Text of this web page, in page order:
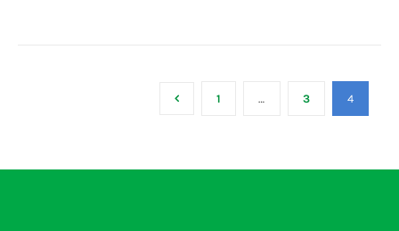
1 … 3 4